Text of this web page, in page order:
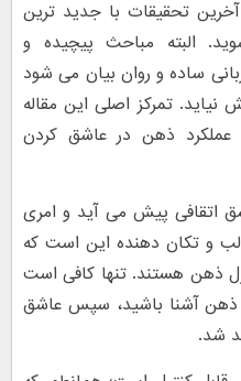
تحقیقات با جدید ترین
البته مباحث پیچیده و
ساده و روان بیان می شود
تمرکز اصلی این مقاله
ذهن در عاشق کردن
اتقافی پیش می آید و امری
و تکان دهنده این است که
ذهن هستند. تنها کافی است
ذهن آشنا باشید، سپس عاشق
شد.